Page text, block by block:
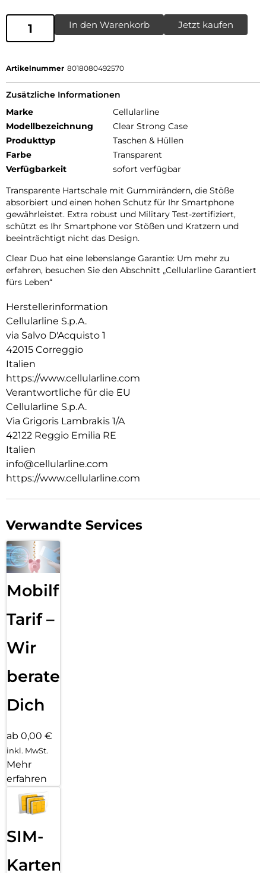
In den Warenkorb Jetzt kaufen
Artikelnummer 8018080492570
Zusätzliche Informationen
Marke
Cellularline
Modellbezeichnung
Clear Strong Case
Produkttyp
Taschen & Hüllen
Farbe
Transparent
Verfügbarkeit
sofort verfügbar
Transparente Hartschale mit Gummirändern, die Stöße
absorbiert und einen hohen Schutz für Ihr Smartphone
gewährleistet. Extra robust und Military Test-zertifiziert,
schützt es Ihr Smartphone vor Stößen und Kratzern und
beeinträchtigt nicht das Design.
Clear Duo hat eine lebenslange Garantie: Um mehr zu
erfahren, besuchen Sie den Abschnitt „Cellularline Garantiert
fürs Leben“
Herstellerinformation
Cellularline S.p.A.
via Salvo D'Acquisto 1
42015 Correggio
Italien
https://www.cellularline.com
Verantwortliche für die EU
Cellularline S.p.A.
Via Grigoris Lambrakis 1/A
42122 Reggio Emilia RE
Italien
info@cellularline.com
https://www.cellularline.com
Verwandte Services
Mobilfunk
Tarif –
Wir
beraten
Dich
ab 0,00 €
inkl. MwSt.
Mehr
erfahren
SIM-
Karten